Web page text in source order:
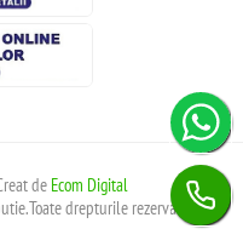
de Ecom Digital
drepturile rezervate.